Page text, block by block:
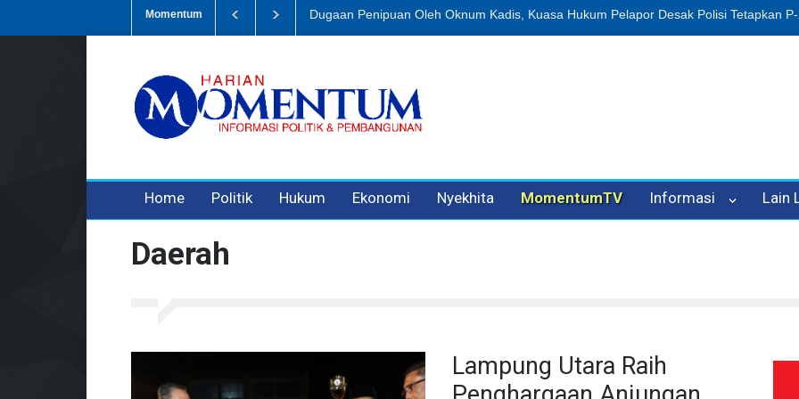
Momentum Dugaan Penipuan Oleh Oknum Kadis, Kuasa Hukum Pelapor Desak Polisi Tetapkan P-
Home Politik Hukum Ekonomi Nyekhita MomentumTV Informasi Lain
Daerah
Lampung Utara Raih